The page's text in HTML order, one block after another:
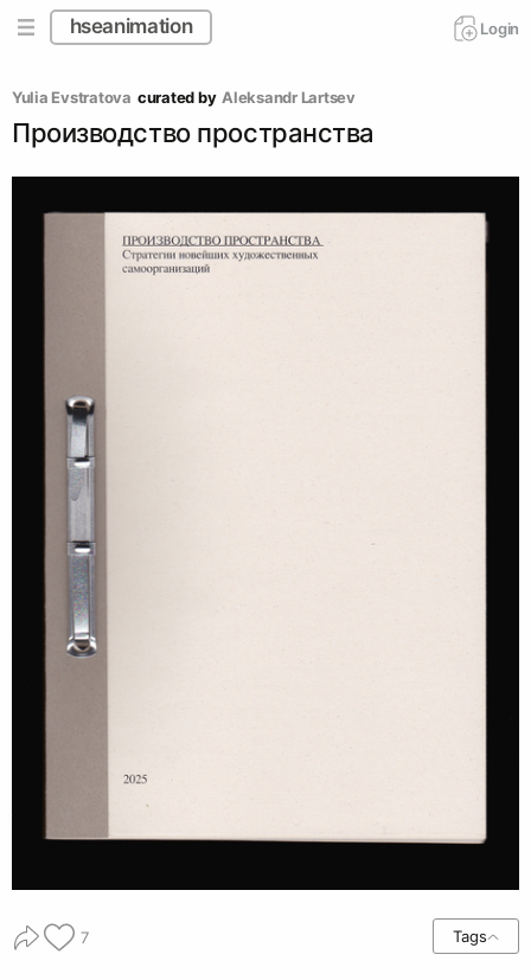
hseanimation Login
Yulia Evstratova curated by Аleksandr Lartsev
Производство пространства
7 Tags